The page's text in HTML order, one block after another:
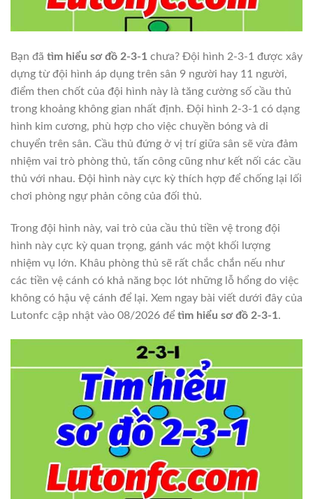
Bạn đã tìm hiểu sơ đồ 2-3-1 chưa? Đội hình 2-3-1 được xây
dựng từ đội hình áp dụng trên sân 9 người hay 11 người,
điểm then chốt của đội hình này là tăng cường số cầu thủ
trong khoảng không gian nhất định. Đội hình 2-3-1 có dạng
hình kim cương, phù hợp cho việc chuyền bóng và di
chuyển trên sân. Cầu thủ đứng ở vị trí giữa sân sẽ vừa đảm
nhiệm vai trò phòng thủ, tấn công cũng như kết nối các cầu
thủ với nhau. Đội hình này cực kỳ thích hợp để chống lại lối
chơi phòng ngự phản công của đối thủ.
Trong đội hình này, vai trò của cầu thủ tiền vệ trong đội
hình này cực kỳ quan trọng, gánh vác một khối lượng
nhiệm vụ lớn. Khâu phòng thủ sẽ rất chắc chắn nếu như
các tiền vệ cánh có khả năng bọc lót những lỗ hổng do việc
không có hậu vệ cánh để lại. Xem ngay bài viết dưới đây của
Lutonfc cập nhật vào 08/2026 để tìm hiểu sơ đồ 2-3-1.